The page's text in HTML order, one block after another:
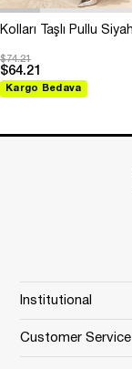
$74.21
$64.21
Kargo Bedava
Institutional
Customer Service